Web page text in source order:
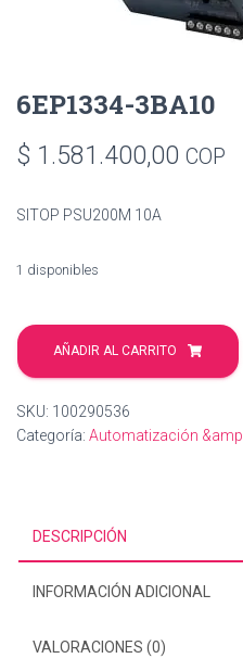
6EP1334-3BA10
$ 1.581.400,00 COP
SITOP PSU200M 10A
1 disponibles
6EP1334-
3BA10
cantidad
AÑADIR AL CARRITO
SKU: 100290536
Categoría: Automatización &amp
DESCRIPCIÓN
INFORMACIÓN ADICIONAL
VALORACIONES (0)